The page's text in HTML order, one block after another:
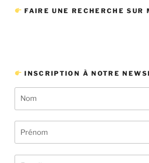
FAIRE UNE RECHERCHE SUR
INSCRIPTION À NOTRE